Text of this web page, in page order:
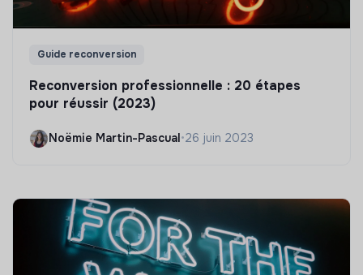
Guide reconversion
Reconversion professionnelle : 20 étapes
pour réussir (2023)
Noëmie Martin-Pascual•26 juin 2023